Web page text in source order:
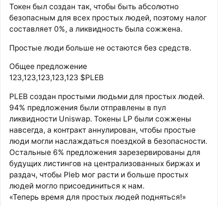
Токен был создан так, чтобы быть абсолютно
безопасным для всех простых людей, поэтому налог
составляет 0%, а ликвидность была сожжена.
Простые люди больше не остаются без средств.
Общее предложение
123,123,123,123,123 $PLEB
PLEB создан простыми людьми для простых людей.
94% предложения были отправлены в пул
ликвидности Uniswap. Токены LP были сожжены
навсегда, а контракт аннулирован, чтобы простые
люди могли наслаждаться поездкой в безопасности.
Остальные 6% предложения зарезервированы для
будущих листингов на централизованных биржах и
раздач, чтобы Pleb мог расти и больше простых
людей могло присоединиться к нам.
«Теперь время для простых людей подняться!»